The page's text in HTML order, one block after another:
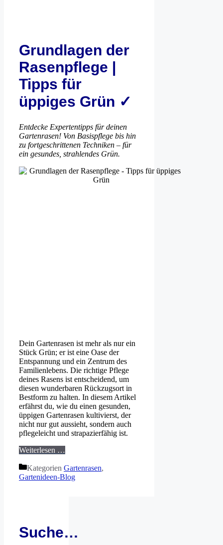
Grundlagen der
Rasenpflege |
Tipps für
üppiges Grün ✓
Entdecke Expertentipps für deinen
Gartenrasen! Von Basispflege bis hin
zu fortgeschrittenen Techniken – für
ein gesundes, strahlendes Grün.
Dein Gartenrasen ist mehr als nur ein
Stück Grün; er ist eine Oase der
Entspannung und ein Zentrum des
Familienlebens. Die richtige Pflege
deines Rasens ist entscheidend, um
diesen wunderbaren Rückzugsort in
Bestform zu halten. In diesem Artikel
erfährst du, wie du einen gesunden,
üppigen Gartenrasen kultivierst, der
nicht nur gut aussieht, sondern auch
pflegeleicht und strapazierfähig ist.
Weiterlesen …
Kategorien Gartenrasen,
Gartenideen-Blog
Suche…